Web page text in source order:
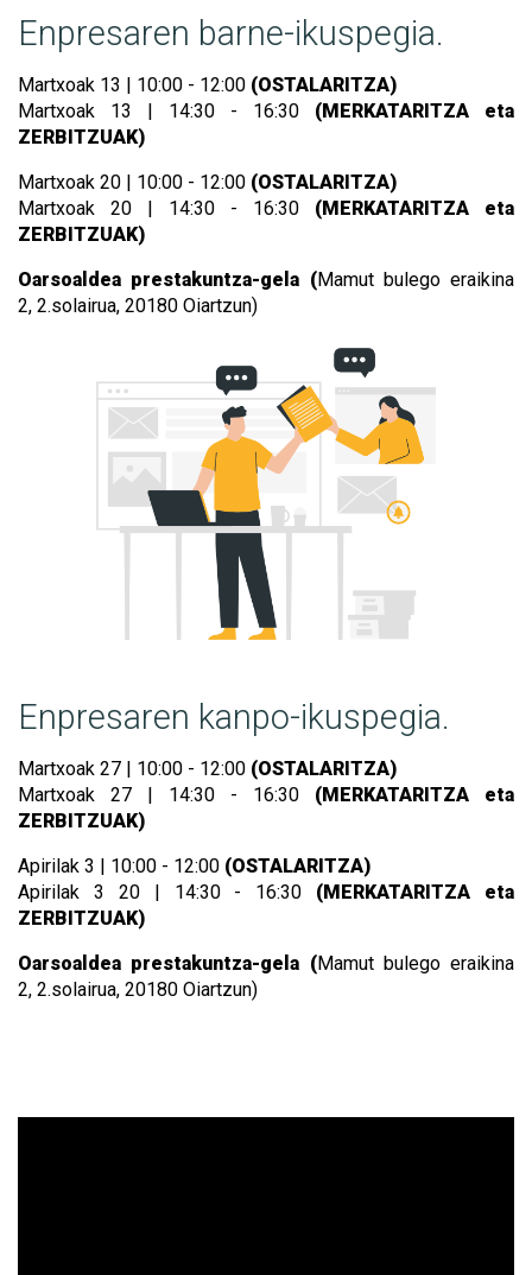
Enpresaren barne-ikuspegia.
Martxoak 13 | 10:00 - 12:00 (OSTALARITZA)
Martxoak 13 | 14:30 - 16:30 (MERKATARITZA eta
ZERBITZUAK)
Martxoak 20 | 10:00 - 12:00 (OSTALARITZA)
Martxoak 20 | 14:30 - 16:30 (MERKATARITZA eta
ZERBITZUAK)
Oarsoaldea prestakuntza-gela (Mamut bulego eraikina
2, 2.solairua, 20180 Oiartzun)
Enpresaren kanpo-ikuspegia.
Martxoak 27 | 10:00 - 12:00 (OSTALARITZA)
Martxoak 27 | 14:30 - 16:30 (MERKATARITZA eta
ZERBITZUAK)
Apirilak 3 | 10:00 - 12:00 (OSTALARITZA)
Apirilak 3 20 | 14:30 - 16:30 (MERKATARITZA eta
ZERBITZUAK)
Oarsoaldea prestakuntza-gela (Mamut bulego eraikina
2, 2.solairua, 20180 Oiartzun)